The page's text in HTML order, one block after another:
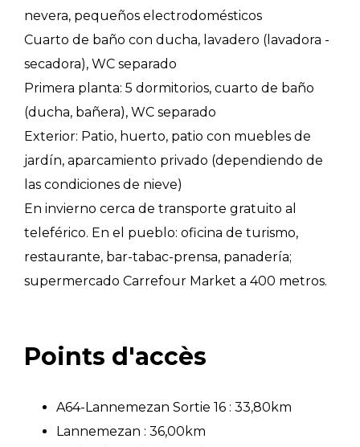
nevera, pequeños electrodomésticos
Cuarto de baño con ducha, lavadero (lavadora -
secadora), WC separado
Primera planta: 5 dormitorios, cuarto de baño
(ducha, bañera), WC separado
Exterior: Patio, huerto, patio con muebles de
jardín, aparcamiento privado (dependiendo de
las condiciones de nieve)
En invierno cerca de transporte gratuito al
teleférico. En el pueblo: oficina de turismo,
restaurante, bar-tabac-prensa, panadería;
supermercado Carrefour Market a 400 metros.
Points d'accès
A64-Lannemezan Sortie 16 : 33,80km
Lannemezan : 36,00km